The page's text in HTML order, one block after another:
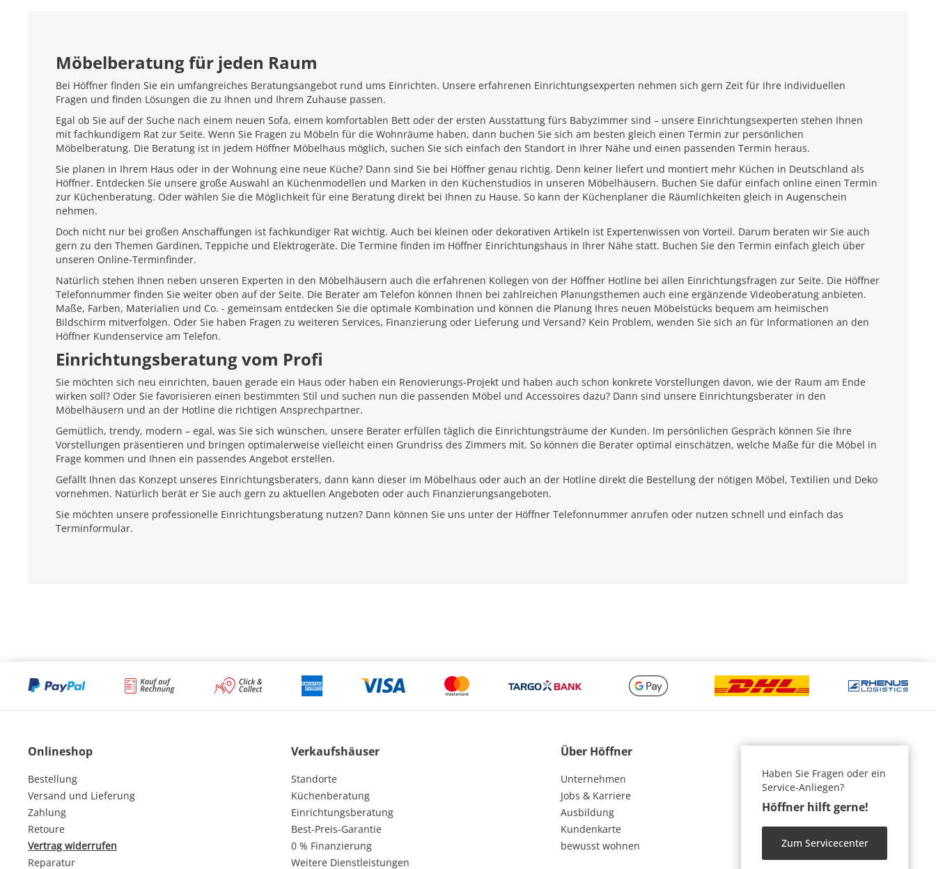
Möbelberatung für jeden Raum
Bei Höffner finden Sie ein umfangreiches Beratungsangebot rund ums Einrichten. Unsere erfahrenen Einrichtungsexperten nehmen sich gern Zeit für Ihre individuellen
Fragen und finden Lösungen die zu Ihnen und Ihrem Zuhause passen.
Egal ob Sie auf der Suche nach einem neuen Sofa, einem komfortablen Bett oder der ersten Ausstattung fürs Babyzimmer sind – unsere Einrichtungsexperten stehen Ihnen
mit fachkundigem Rat zur Seite. Wenn Sie Fragen zu Möbeln für die Wohnräume haben, dann buchen Sie sich am besten gleich einen Termin zur persönlichen
Möbelberatung. Die Beratung ist in jedem Höffner Möbelhaus möglich, suchen Sie sich einfach den Standort in Ihrer Nähe und einen passenden Termin heraus.
Sie planen in Ihrem Haus oder in der Wohnung eine neue Küche? Dann sind Sie bei Höffner genau richtig. Denn keiner liefert und montiert mehr Küchen in Deutschland als
Höffner. Entdecken Sie unsere große Auswahl an Küchenmodellen und Marken in den Küchenstudios in unseren Möbelhäusern. Buchen Sie dafür einfach online einen Termin
zur Küchenberatung. Oder wählen Sie die Möglichkeit für eine Beratung direkt bei Ihnen zu Hause. So kann der Küchenplaner die Räumlichkeiten gleich in Augenschein
nehmen.
Doch nicht nur bei großen Anschaffungen ist fachkundiger Rat wichtig. Auch bei kleinen oder dekorativen Artikeln ist Expertenwissen von Vorteil. Darum beraten wir Sie auch
gern zu den Themen Gardinen, Teppiche und Elektrogeräte. Die Termine finden im Höffner Einrichtungshaus in Ihrer Nähe statt. Buchen Sie den Termin einfach gleich über
unseren Online-Terminfinder.
Natürlich stehen Ihnen neben unseren Experten in den Möbelhäusern auch die erfahrenen Kollegen von der Höffner Hotline bei allen Einrichtungsfragen zur Seite. Die Höffner
Telefonnummer finden Sie weiter oben auf der Seite. Die Berater am Telefon können Ihnen bei zahlreichen Planungsthemen auch eine ergänzende Videoberatung anbieten.
Maße, Farben, Materialien und Co. - gemeinsam entdecken Sie die optimale Kombination und können die Planung Ihres neuen Möbelstücks bequem am heimischen
Bildschirm mitverfolgen. Oder Sie haben Fragen zu weiteren Services, Finanzierung oder Lieferung und Versand? Kein Problem, wenden Sie sich an für Informationen an den
Höffner Kundenservice am Telefon.
Einrichtungsberatung vom Profi
Sie möchten sich neu einrichten, bauen gerade ein Haus oder haben ein Renovierungs-Projekt und haben auch schon konkrete Vorstellungen davon, wie der Raum am Ende
wirken soll? Oder Sie favorisieren einen bestimmten Stil und suchen nun die passenden Möbel und Accessoires dazu? Dann sind unsere Einrichtungsberater in den
Möbelhäusern und an der Hotline die richtigen Ansprechpartner.
Gemütlich, trendy, modern – egal, was Sie sich wünschen, unsere Berater erfüllen täglich die Einrichtungsträume der Kunden. Im persönlichen Gespräch können Sie Ihre
Vorstellungen präsentieren und bringen optimalerweise vielleicht einen Grundriss des Zimmers mit. So können die Berater optimal einschätzen, welche Maße für die Möbel in
Frage kommen und Ihnen ein passendes Angebot erstellen.
Gefällt Ihnen das Konzept unseres Einrichtungsberaters, dann kann dieser im Möbelhaus oder auch an der Hotline direkt die Bestellung der nötigen Möbel, Textilien und Deko
vornehmen. Natürlich berät er Sie auch gern zu aktuellen Angeboten oder auch Finanzierungsangeboten.
Sie möchten unsere professionelle Einrichtungsberatung nutzen? Dann können Sie uns unter der Höffner Telefonnummer anrufen oder nutzen schnell und einfach das
Terminformular.
Onlineshop
Bestellung
Versand und Lieferung
Zahlung
Retoure
Vertrag widerrufen
Reparatur
Verkaufshäuser
Standorte
Küchenberatung
Einrichtungsberatung
Best-Preis-Garantie
0 % Finanzierung
Weitere Dienstleistungen
Über Höffner
Unternehmen
Jobs & Karriere
Ausbildung
Kundenkarte
bewusst wohnen
Haben Sie Fragen oder ein
Service-Anliegen?
Höffner hilft gerne!
Zum Servicecenter